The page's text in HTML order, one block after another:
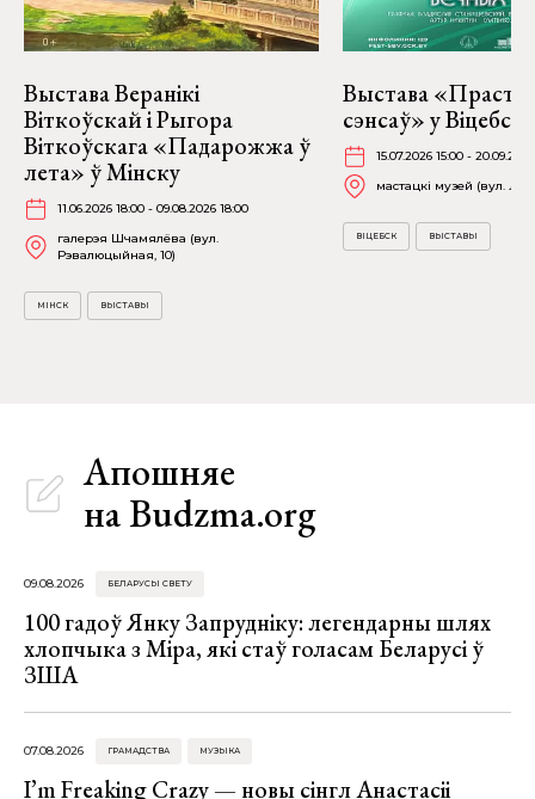
Выстава Веранікі
Віткоўскай і Рыгора
Віткоўскага «Падарожжа ў
лета» ў Мінску
11.06.2026 18:00 - 09.08.2026 18:00
галерэя Шчамялёва (вул.
Рэвалюцыйная, 10)
МІНСК ВЫСТАВЫ
Выстава
сэнсаў» у Віцебску
15.07.2026 15:00 -
мастацкі музей (вул.
ВІЦЕБСК ВЫСТАВЫ
Апошняе
на Budzma.org
09.08.2026 БЕЛАРУСЫ СВЕТУ
100 гадоў Янку Запрудніку: легендарны шлях
хлопчыка з Міра, які стаў голасам Беларусі ў
ЗША
07.08.2026 ГРАМАДСТВА МУЗЫКА
I’m Freaking Crazy — новы сінгл Анастасіі